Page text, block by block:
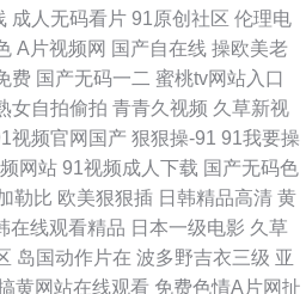
成人无码看片 91原创社区 伦理电
A片视频网 国产自在线 操欧美老
费 国产无码一二 蜜桃tv网站入口
女自拍偷拍 青青久视频 久草新视
视频官网国产 狠狠操-91 91我要操
网站 91视频成人下载 国产无码色
勒比 欧美狠狠插 日韩精品高清 黄
在线观看精品 日本一级电影 久草
岛国动作片在 波多野吉衣三级 亚
黄网站在线观看 免费色情A片网扯